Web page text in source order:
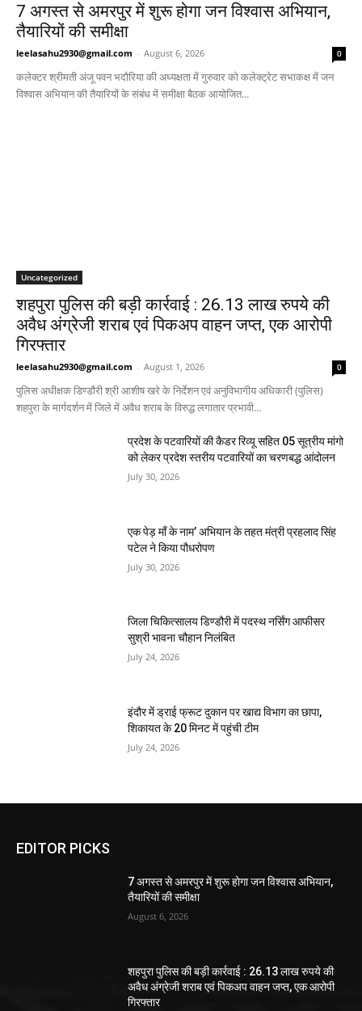
7 अगस्त से अमरपुर में शुरू होगा जन विश्वास अभियान,
तैयारियों की समीक्षा
leelasahu2930@gmail.com - August 6, 2026 0
कलेक्टर श्रीमती अंजू पवन भदौरिया की अध्यक्षता में गुरुवार को कलेक्ट्रेट सभाकक्ष में जन
विश्वास अभियान की तैयारियों के संबंध में समीक्षा बैठक आयोजित...
Uncategorized
शहपुरा पुलिस की बड़ी कार्रवाई : 26.13 लाख रुपये की
अवैध अंग्रेजी शराब एवं पिकअप वाहन जप्त, एक आरोपी
गिरफ्तार
leelasahu2930@gmail.com - August 1, 2026 0
पुलिस अधीक्षक डिण्डौरी श्री आशीष खरे के निर्देशन एवं अनुविभागीय अधिकारी (पुलिस)
शहपुरा के मार्गदर्शन में जिले में अवैध शराब के विरुद्ध लगातार प्रभावी...
प्रदेश के पटवारियों की कैडर रिव्यू सहित 05 सूत्रीय मांगो
को लेकर प्रदेश स्तरीय पटवारियों का चरणबद्ध आंदोलन
July 30, 2026
एक पेड़ माँ के नाम’ अभियान के तहत मंत्री प्रहलाद सिंह
पटेल ने किया पौधरोपण
July 30, 2026
जिला चिकित्सालय डिण्डौरी में पदस्थ नर्सिंग आफीसर
सुश्री भावना चौहान निलंबित
July 24, 2026
इंदौर में ड्राई फ्रूट दुकान पर खाद्य विभाग का छापा,
शिकायत के 20 मिनट में पहुंची टीम
July 24, 2026
EDITOR PICKS
7 अगस्त से अमरपुर में शुरू होगा जन विश्वास अभियान,
तैयारियों की समीक्षा
August 6, 2026
शहपुरा पुलिस की बड़ी कार्रवाई : 26.13 लाख रुपये की
अवैध अंग्रेजी शराब एवं पिकअप वाहन जप्त, एक आरोपी
गिरफ्तार